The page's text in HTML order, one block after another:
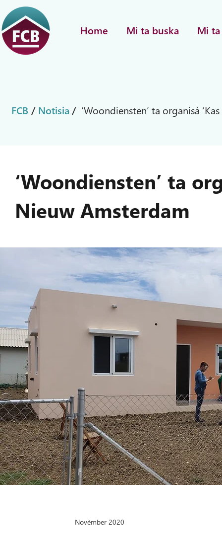
Home Mi ta buska Mi
FCB / Notisia / ‘Woondiensten’ ta organisá
‘Woondiensten’ ta
Nieuw Amsterdam
Novèmber 2020